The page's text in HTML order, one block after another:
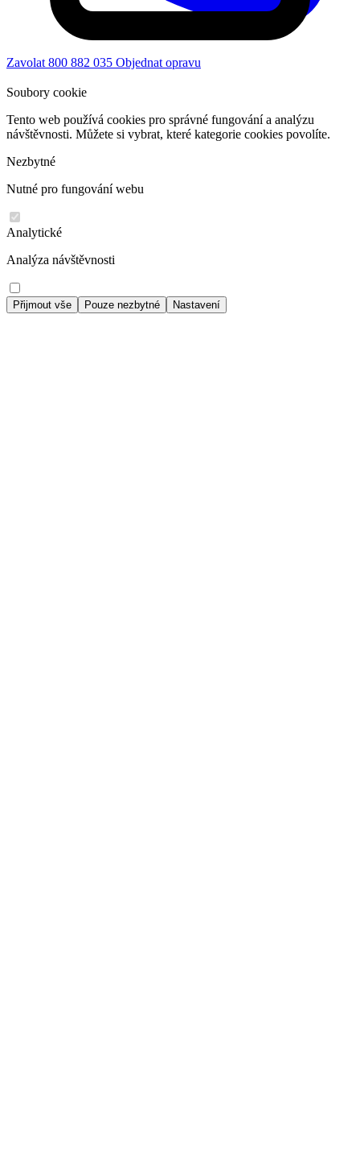
Zavolat 800 882 035 Objednat opravu
Soubory cookie
Tento web používá cookies pro správné fungování a analýzu
návštěvnosti. Můžete si vybrat, které kategorie cookies povolíte.
Nezbytné
Nutné pro fungování webu
Analytické
Analýza návštěvnosti
Přijmout vše Pouze nezbytné Nastavení